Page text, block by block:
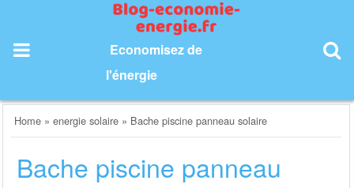
content
Economisez de
l'énergie
Home »energie solaire » Bache piscine panneau solaire
Bache piscine panneau